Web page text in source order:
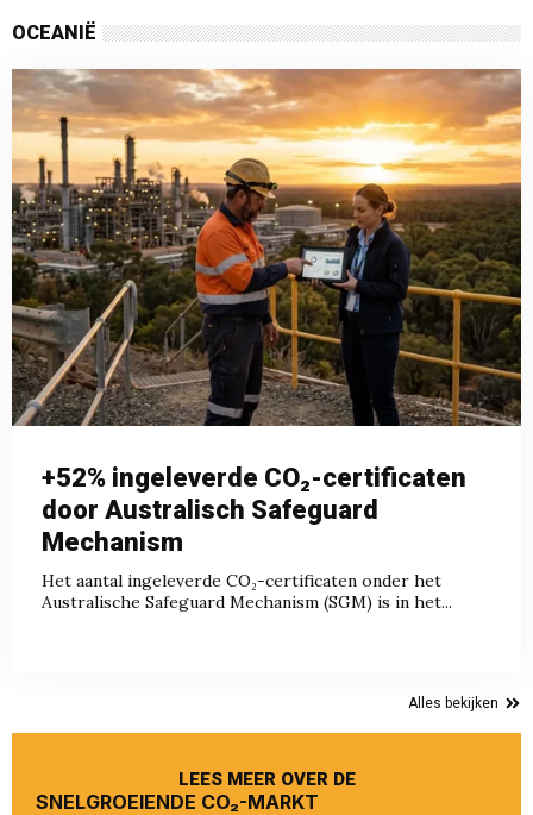
OCEANIË
+52% ingeleverde CO₂-certificaten
door Australisch Safeguard
Mechanism
Het aantal ingeleverde CO₂-certificaten onder het
Australische Safeguard Mechanism (SGM) is in het...
Alles bekijken
LEES MEER OVER DE
SNELGROEIENDE CO₂-MARKT